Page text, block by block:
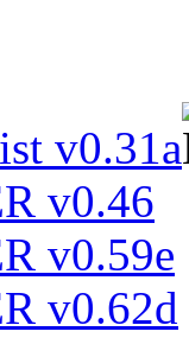
v0.31a
v0.46
v0.59e
v0.62d